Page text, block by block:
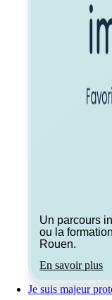
Un parcours
ou la
Rouen.
En savoir plus
Je suis majeur